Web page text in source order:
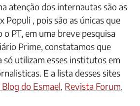
atenção dos internautas são as
Populi , pois são as únicas que
PT, em uma breve pesquisa
Prime, constatamos que
só utilizam esses institutos em
E a lista desses sites
Blog do Esmael, Revista Forum,